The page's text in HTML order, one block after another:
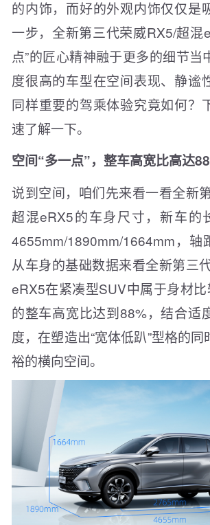
的内饰，而好的外观内饰仅仅是
一步，全新第三代荣威RX5/超混
点”的匠心精神融于更多的细节当
度很高的车型在空间表现、静谧
同样重要的驾乘体验究竟如何？
速了解一下。
空间“多一点”，整车高宽比高达
说到空间，咱们先来看一看全新
超混eRX5的车身尺寸，新车的
4655mm/1890mm/1664mm，轴
从车身的基础数据来看全新第三
eRX5在紧凑型SUV中属于身材比
的整车高宽比达到88%，结合适
度，在塑造出“宽体低趴”型格的
裕的横向空间。